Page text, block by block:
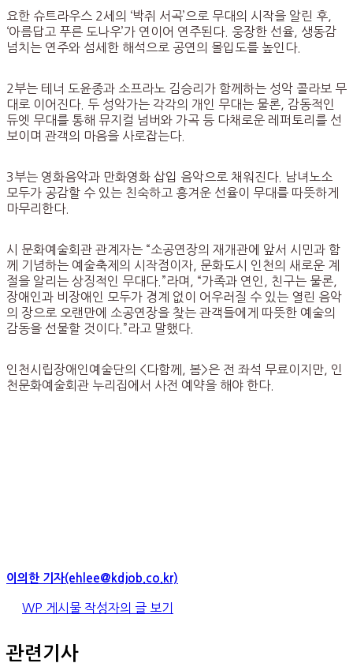
요한 슈트라우스 2세의 ‘박쥐 서곡’으로 무대의 시작을 알린 후,
‘아름답고 푸른 도나우’가 연이어 연주된다. 웅장한 선율, 생동감
넘치는 연주와 섬세한 해석으로 공연의 몰입도를 높인다.
2부는 테너 도윤종과 소프라노 김승리가 함께하는 성악 콜라보 무
대로 이어진다. 두 성악가는 각각의 개인 무대는 물론, 감동적인
듀엣 무대를 통해 뮤지컬 넘버와 가곡 등 다채로운 레퍼토리를 선
보이며 관객의 마음을 사로잡는다.
3부는 영화음악과 만화영화 삽입 음악으로 채워진다. 남녀노소
모두가 공감할 수 있는 친숙하고 흥겨운 선율이 무대를 따뜻하게
마무리한다.
시 문화예술회관 관계자는 “소공연장의 재개관에 앞서 시민과 함
께 기념하는 예술축제의 시작점이자, 문화도시 인천의 새로운 계
절을 알리는 상징적인 무대다.”라며, “가족과 연인, 친구는 물론,
장애인과 비장애인 모두가 경계 없이 어우러질 수 있는 열린 음악
의 장으로 오랜만에 소공연장을 찾는 관객들에게 따뜻한 예술의
감동을 선물할 것이다.”라고 말했다.
인천시립장애인예술단의 <다함께, 봄>은 전 좌석 무료이지만, 인
천문화예술회관 누리집에서 사전 예약을 해야 한다.
이의한 기자(ehlee@kdjob.co.kr)
WP 게시물 작성자의 글 보기
관련기사